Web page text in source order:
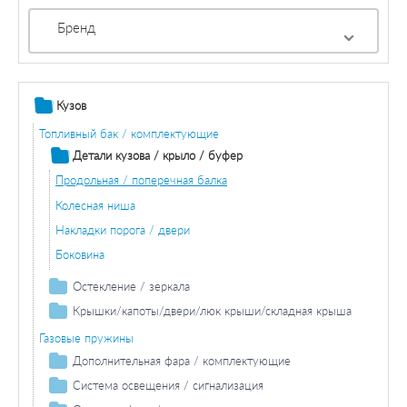
Бренд
Кузов
Топливный бак / комплектующие
Детали кузова / крыло / буфер
Продольная / поперечная балка
Колесная ниша
Накладки порога / двери
Боковина
Остекление / зеркала
Зеркала
Крышки/капоты/двери/люк крыши/складная крыша
Двери / комплектующие
Газовые пружины
Дополнительная фара / комплектующие
Противотуманная фара / комплектующие
Система освещения / сигнализация